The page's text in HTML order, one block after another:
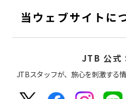
当ウェブサイトに
JTB 公式
JTBスタッフが、旅心を刺激する